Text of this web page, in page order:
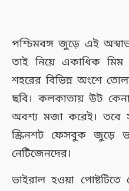
পশ্চিমবঙ্গ জুড়ে এই
তাই নিয়ে একাধিক
শহরের বিভিন্ন অংশে
ছবি। কলকাতায় উট
অবশ্য মজা করেই। তবে
স্ক্রিনশট ফেসবুক জুড়ে
নেটিজেনদের।
ভাইরাল হওয়া পোষ্টটিতে